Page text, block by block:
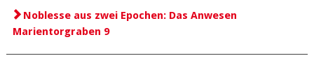
Noblesse aus zwei Epochen: Das Anwesen
Marientorgraben 9